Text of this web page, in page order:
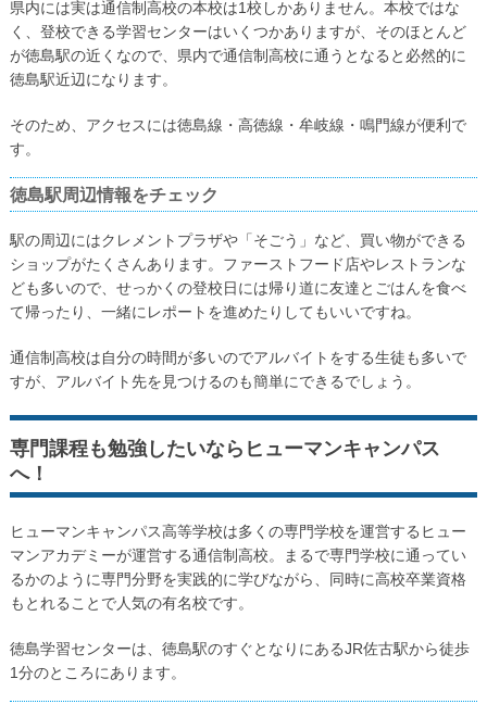
県内には実は通信制高校の本校は1校しかありません。本校ではな
く、登校できる学習センターはいくつかありますが、そのほとんど
が徳島駅の近くなので、県内で通信制高校に通うとなると必然的に
徳島駅近辺になります。
そのため、アクセスには徳島線・高徳線・牟岐線・鳴門線が便利で
す。
徳島駅周辺情報をチェック
駅の周辺にはクレメントプラザや「そごう」など、買い物ができる
ショップがたくさんあります。ファーストフード店やレストランな
ども多いので、せっかくの登校日には帰り道に友達とごはんを食べ
て帰ったり、一緒にレポートを進めたりしてもいいですね。
通信制高校は自分の時間が多いのでアルバイトをする生徒も多いで
すが、アルバイト先を見つけるのも簡単にできるでしょう。
専門課程も勉強したいならヒューマンキャンパス
へ！
ヒューマンキャンパス高等学校は多くの専門学校を運営するヒュー
マンアカデミーが運営する通信制高校。まるで専門学校に通ってい
るかのように専門分野を実践的に学びながら、同時に高校卒業資格
もとれることで人気の有名校です。
徳島学習センターは、徳島駅のすぐとなりにあるJR佐古駅から徒歩
1分のところにあります。